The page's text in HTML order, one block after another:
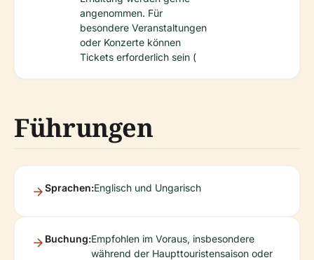
angenommen. Für
besondere Veranstaltungen
oder Konzerte können
Tickets erforderlich sein (
Führungen
Sprachen:Englisch und Ungarisch
Buchung:Empfohlen im Voraus, insbesondere
während der Haupttouristensaison oder